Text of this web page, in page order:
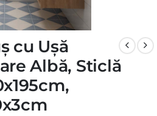
cu Ușă
Albă, Sticlă